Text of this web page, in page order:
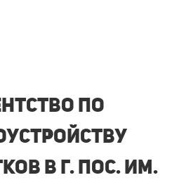
по
в г. пос. им.